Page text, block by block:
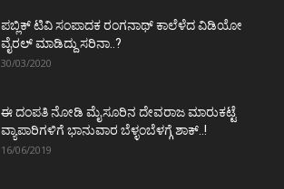
ಪಬ್ಲಿಕ್ ಟಿವಿ ಸಂಪಾದಕ ರಂಗನಾಥ್ ಕಾಲೆಳೆದ ವಿಡಿಯೋ
ವೈರಲ್ ಮಾಡಿದ್ದು ಸರಿನಾ..?
30/03/2020
ಈ ದಂಪತಿ ನೋಡಿ ಮೈಸೂರಿನ ದೇವರಾಜ ಮಾರುಕಟ್ಟೆ
ವ್ಯಾಪಾರಿಗಳಿಗೆ ಭಾನುವಾರ ಬೆಳ್ಳಂಬೆಳಗ್ಗೆ ಶಾಕ್..!
16/06/2019